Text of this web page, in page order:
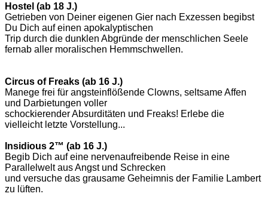
Hostel (ab 18 J.)
Getrieben von Deiner eigenen Gier nach Exzessen begibst
Du Dich auf einen apokalyptischen
Trip durch die dunklen Abgründe der menschlichen Seele
fernab aller moralischen Hemmschwellen.
Circus of Freaks (ab 16 J.)
Manege frei für angsteinflößende Clowns, seltsame Affen
und Darbietungen voller
schockierender Absurditäten und Freaks! Erlebe die
vielleicht letzte Vorstellung...
Insidious 2™ (ab 16 J.)
Begib Dich auf eine nervenaufreibende Reise in eine
Parallelwelt aus Angst und Schrecken
und versuche das grausame Geheimnis der Familie Lambert
zu lüften.